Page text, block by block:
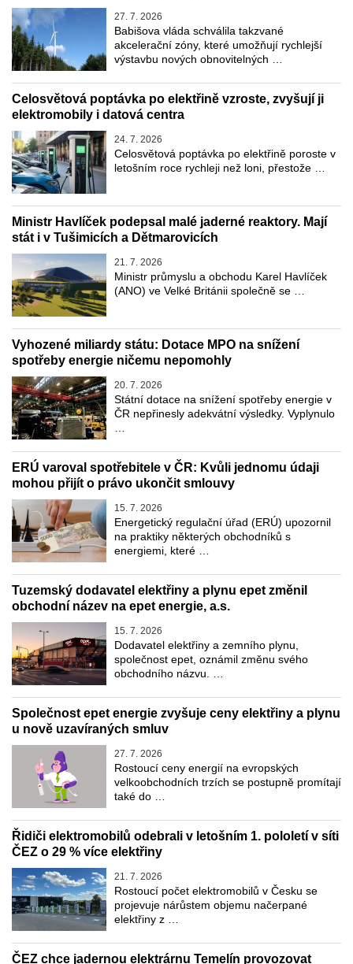
27. 7. 2026
Babišova vláda schválila takzvané
akcelerační zóny, které umožňují rychlejší
výstavbu nových obnovitelných …
Celosvětová poptávka po elektřině vzroste, zvyšují ji
elektromobily i datová centra
24. 7. 2026
Celosvětová poptávka po elektřině poroste v
letošním roce rychleji než loni, přestože …
Ministr Havlíček podepsal malé jaderné reaktory. Mají
stát i v Tušimicích a Dětmarovicích
21. 7. 2026
Ministr průmyslu a obchodu Karel Havlíček
(ANO) ve Velké Británii společně se …
Vyhozené miliardy státu: Dotace MPO na snížení
spotřeby energie ničemu nepomohly
20. 7. 2026
Státní dotace na snížení spotřeby energie v
ČR nepřinesly adekvátní výsledky. Vyplynulo
…
ERÚ varoval spotřebitele v ČR: Kvůli jednomu údaji
mohou přijít o právo ukončit smlouvy
15. 7. 2026
Energetický regulační úřad (ERÚ) upozornil
na praktiky některých obchodníků s
energiemi, které …
Tuzemský dodavatel elektřiny a plynu epet změnil
obchodní název na epet energie, a.s.
15. 7. 2026
Dodavatel elektřiny a zemního plynu,
společnost epet, oznámil změnu svého
obchodního názvu. …
Společnost epet energie zvyšuje ceny elektřiny a plynu
u nově uzavíraných smluv
27. 7. 2026
Rostoucí ceny energií na evropských
velkoobchodních trzích se postupně promítají
také do …
Řidiči elektromobilů odebrali v letošním 1. pololetí v síti
ČEZ o 29 % více elektřiny
21. 7. 2026
Rostoucí počet elektromobilů v Česku se
projevuje nárůstem objemu načerpané
elektřiny z …
ČEZ chce jadernou elektrárnu Temelín provozovat